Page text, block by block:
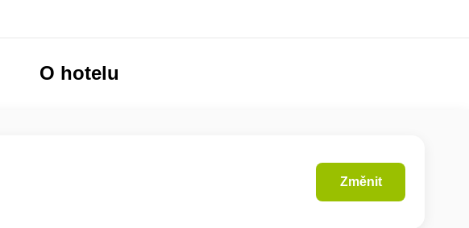
O hotelu
Změnit